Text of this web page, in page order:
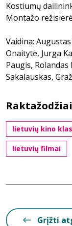
Kostiumų
Montažo
Vaidina:
Onaitytė, Jurga
Paugis, Rolandas
Sakalauskas,
Raktažodžiai
lietuvių kino
lietuvių filmai
Grįžti